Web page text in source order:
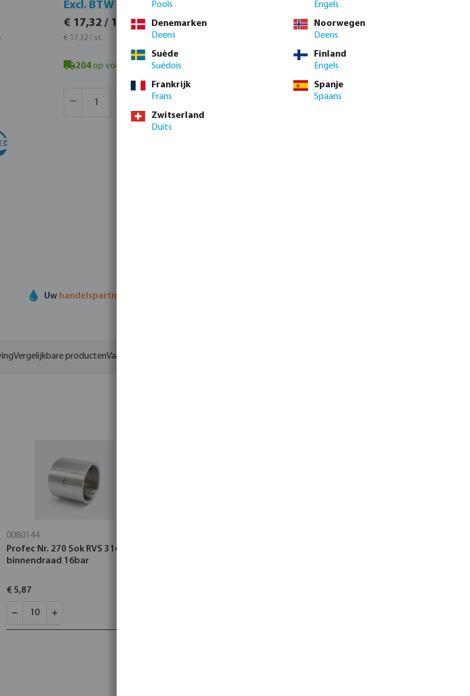
Excl. BTW
€ 17,32 / 1 st.
€ 17,32 / st.
Incl. BTW
€ 20,96 / 1 st.
€ 20,96 / st.
204op voorraad in Veghel, NL - minimale levertijd: 1-2 werkdag(en)
Producthoeveelheid: Voer de gewenste hoeveelheid in of gebruik de knoppen om de
Verpakt per:
MSQ:
1 st.
Voeg toe aan winkelmandje
Uw handelspartner
Vergelijkbare productenVarianten
0080144
Profec Nr. 270 Sok RVS 316 3/4"
binnendraad 16bar
€ 5,87
Pools
Engels
Denemarken
Deens
Noorwegen
Deens
Suède
Suédois
Finland
Engels
Frankrijk
Frans
Spanje
Spaans
Zwitserland
Duits